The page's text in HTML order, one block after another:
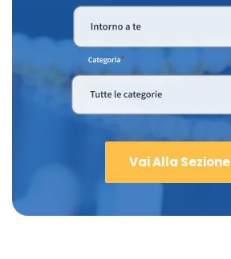
Vai Alla Sezione